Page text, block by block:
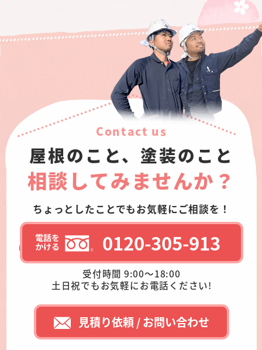
Contact us
屋根のこと、塗装のこと
相談してみませんか？
ちょっとしたことでもお気軽にご相談を！
0120-305-913
受付時間 9:00～18:00
土日祝でもお気軽にお電話ください!
見積り依頼 / お問い合わせ